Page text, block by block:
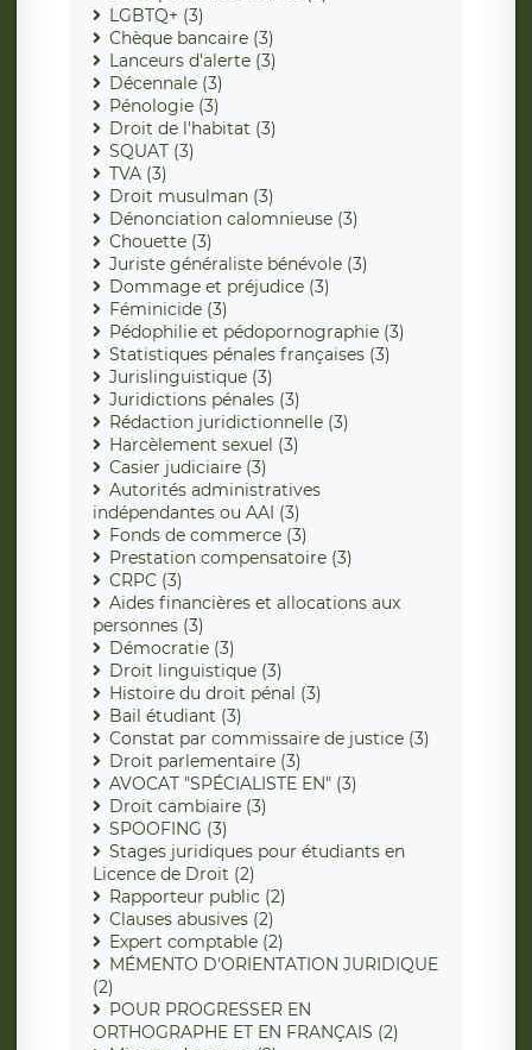
LGBTQ+ (3)
Chèque bancaire (3)
Lanceurs d'alerte (3)
Décennale (3)
Pénologie (3)
Droit de l'habitat (3)
SQUAT (3)
TVA (3)
Droit musulman (3)
Dénonciation calomnieuse (3)
Chouette (3)
Juriste généraliste bénévole (3)
Dommage et préjudice (3)
Féminicide (3)
Pédophilie et pédopornographie (3)
Statistiques pénales françaises (3)
Jurislinguistique (3)
Juridictions pénales (3)
Rédaction juridictionnelle (3)
Harcèlement sexuel (3)
Casier judiciaire (3)
Autorités administratives
indépendantes ou AAI (3)
Fonds de commerce (3)
Prestation compensatoire (3)
CRPC (3)
Aides financières et allocations aux
personnes (3)
Démocratie (3)
Droit linguistique (3)
Histoire du droit pénal (3)
Bail étudiant (3)
Constat par commissaire de justice (3)
Droit parlementaire (3)
AVOCAT "SPÉCIALISTE EN" (3)
Droit cambiaire (3)
SPOOFING (3)
Stages juridiques pour étudiants en
Licence de Droit (2)
Rapporteur public (2)
Clauses abusives (2)
Expert comptable (2)
MÉMENTO D'ORIENTATION JURIDIQUE
(2)
POUR PROGRESSER EN
ORTHOGRAPHE ET EN FRANÇAIS (2)